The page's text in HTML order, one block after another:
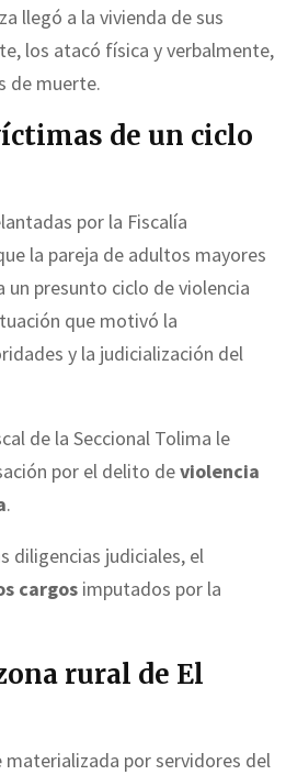
llegó a la vivienda de sus
los atacó física y verbalmente,
de muerte.
de un ciclo
por la Fiscalía
la pareja de adultos mayores
presunto ciclo de violencia
que motivó la
y la judicialización del
de la Seccional Tolima le
por el delito deviolencia
.
diligencias judiciales, el
cargos imputados por la
rural de El
materializada por servidores del